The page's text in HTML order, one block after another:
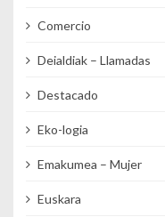
Comercio
Deialdiak – Llamadas
Destacado
Eko-logia
Emakumea – Mujer
Euskara